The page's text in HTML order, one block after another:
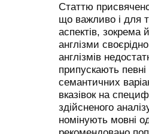
Статтю
що важливо і для
аспектів, зокрема
англізми
англізмів
припускають
семантичних
вказівок на
здійсненого
номінують мовні